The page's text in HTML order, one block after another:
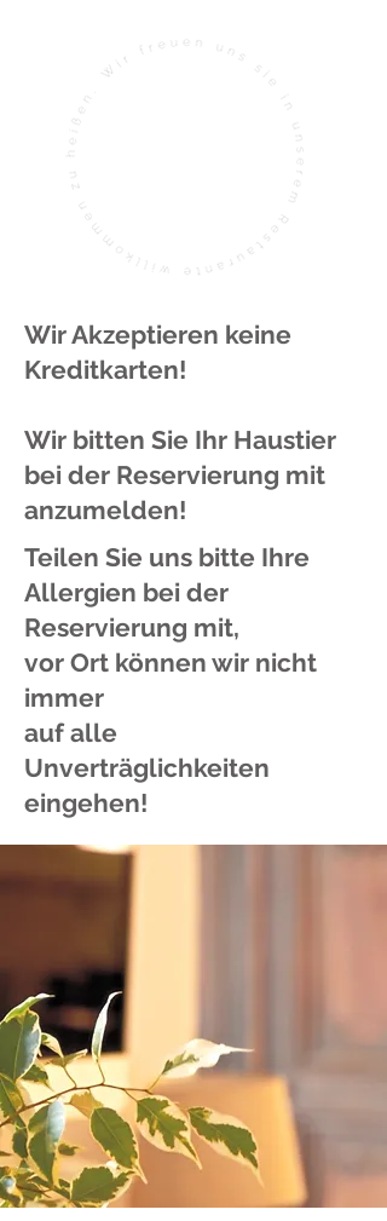
Wir Akzeptieren keine
Kreditkarten!
Wir bitten Sie Ihr Haustier
bei der Reservierung mit
anzumelden!
Teilen Sie uns bitte Ihre
Allergien bei der
Reservierung mit,
vor Ort können wir nicht
immer
auf alle
Unverträglichkeiten
eingehen!